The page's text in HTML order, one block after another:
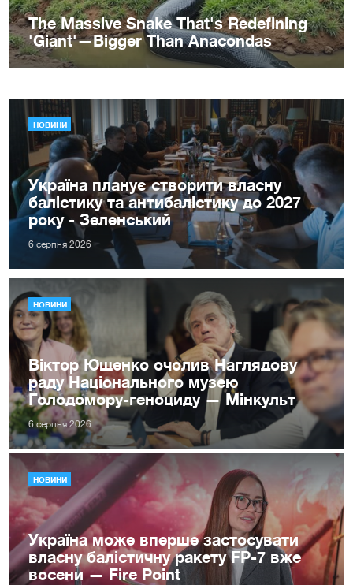
НОВИНИ
Україна планує створити власну
балістику та антибалістику до 2027
року - Зеленський
6 серпня 2026
НОВИНИ
Віктор Ющенко очолив Наглядову
раду Національного музею
Голодомору-геноциду — Мінкульт
6 серпня 2026
НОВИНИ
Україна може вперше застосувати
власну балістичну ракету FP-7 вже
восени — Fire Point